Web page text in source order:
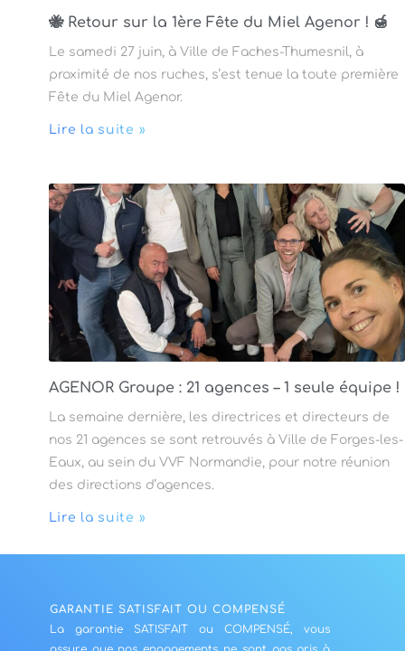
🐝 Retour sur la 1ère Fête du Miel Agenor ! 🍯
Le samedi 27 juin, à Ville de Faches-Thumesnil, à
proximité de nos ruches, s’est tenue la toute première
Fête du Miel Agenor.
Lire la suite »
AGENOR Groupe : 21 agences – 1 seule équipe !
La semaine dernière, les directrices et directeurs de
nos 21 agences se sont retrouvés à Ville de Forges-les-
Eaux, au sein du VVF Normandie, pour notre réunion
des directions d’agences.
Lire la suite »
GARANTIE SATISFAIT OU COMPENSÉ
La garantie SATISFAIT ou COMPENSÉ, vous